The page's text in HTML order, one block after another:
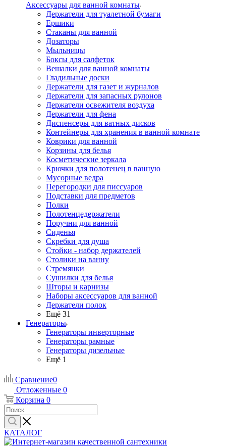
Аксессуары для ванной комнаты
Держатели для туалетной бумаги
Ершики
Стаканы для ванной
Дозаторы
Мыльницы
Боксы для салфеток
Вешалки для ванной комнаты
Гладильные доски
Держатели для газет и журналов
Держатели для запасных рулонов
Держатели освежителя воздуха
Держатели для фена
Диспенсеры для ватных дисков
Контейнеры для хранения в ванной комнате
Коврики для ванной
Корзины для белья
Косметические зеркала
Крючки для полотенец в ванную
Мусорные ведра
Перегородки для писсуаров
Подставки для предметов
Полки
Полотенцедержатели
Поручни для ванной
Сиденья
Скребки для душа
Стойки - набор держателей
Столики на ванну
Стремянки
Сушилки для белья
Шторы и карнизы
Наборы аксессуаров для ванной
Держатели полок
Ещё 31
Генераторы
Генераторы инверторные
Генераторы рамные
Генераторы дизельные
Ещё 1
Сравнение0
Отложенные 0
Корзина 0
КАТАЛОГ